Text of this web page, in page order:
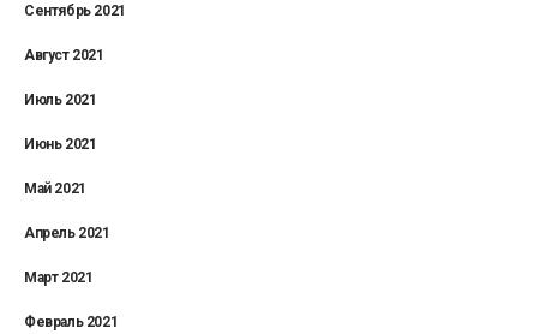
Сентябрь 2021
Август 2021
Июль 2021
Июнь 2021
Май 2021
Апрель 2021
Март 2021
Февраль 2021